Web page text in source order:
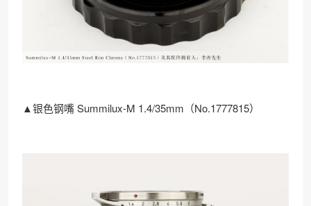
▲银色钢嘴 Summilux-M 1.4/35mm（No.1777815）